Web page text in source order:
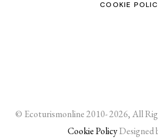
COOKIE
© Ecoturismonline 2010- 2026, All
Cookie PolicyDesigned